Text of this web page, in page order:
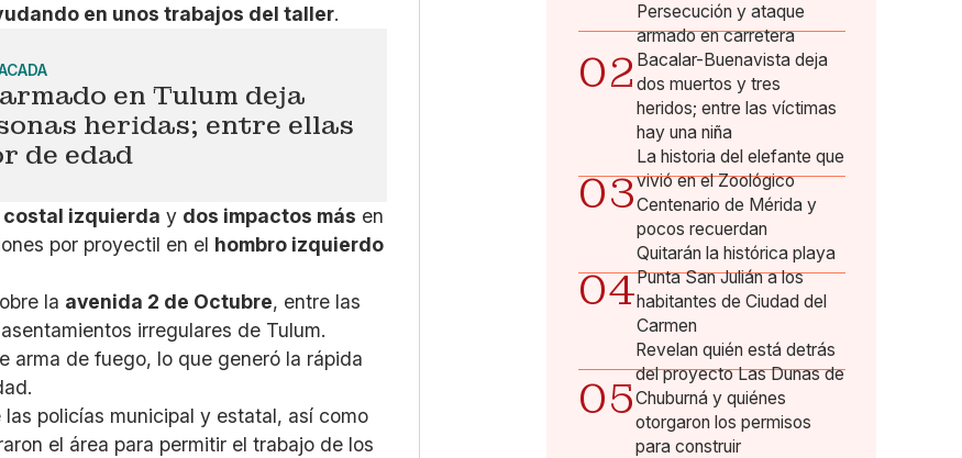
en unos trabajos del taller.
en Tulum deja
heridas; entre ellas
de edad
costal izquierda y dos impactos más en
por proyectil en el hombro izquierdo
la avenida 2 de Octubre, entre las
irregulares de Tulum.
arma de fuego, lo que generó la rápida
policías municipal y estatal, así como
el área para permitir el trabajo de los
02
Persecución y ataque
armado en carretera
Bacalar-Buenavista deja
dos muertos y tres
heridos; entre las víctimas
hay una niña
03
La historia del elefante que
vivió en el Zoológico
Centenario de Mérida y
pocos recuerdan
04
Quitarán la histórica playa
Punta San Julián a los
habitantes de Ciudad del
Carmen
05
Revelan quién está detrás
del proyecto Las Dunas de
Chuburná y quiénes
otorgaron los permisos
para construir